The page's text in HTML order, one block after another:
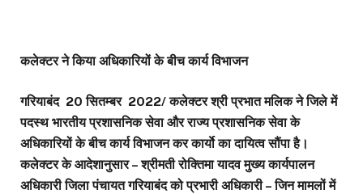
कलेक्टर ने किया अधिकारियों के बीच कार्य विभाजन
गरियाबंद 20 सितम्बर 2022/ कलेक्टर श्री प्रभात मलिक ने जिले में
पदस्थ भारतीय प्रशासनिक सेवा और राज्य प्रशासनिक सेवा के
अधिकारियों के बीच कार्य विभाजन कर कार्याे का दायित्व सौंपा है।
कलेक्टर के आदेशानुसार – श्रीमती रोक्तिमा यादव मुख्य कार्यपालन
अधिकारी जिला पंचायत गरियाबंद को प्रभारी अधिकारी – जिन मामलों में